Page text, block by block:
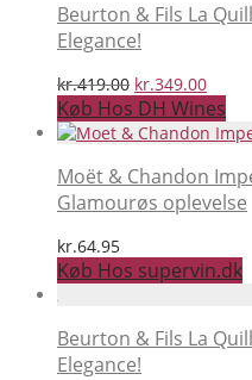
Beurton & Fils La
Elegance!
kr.419.00 Den
oprindelige
pris
kr.419.00.
kr.349.00Den
pris
Køb Hos DH Wines
Moët & Chandon
Glamourøs oplevelse
kr.64.95
Køb Hos supervin.dk
Beurton & Fils La
Elegance!